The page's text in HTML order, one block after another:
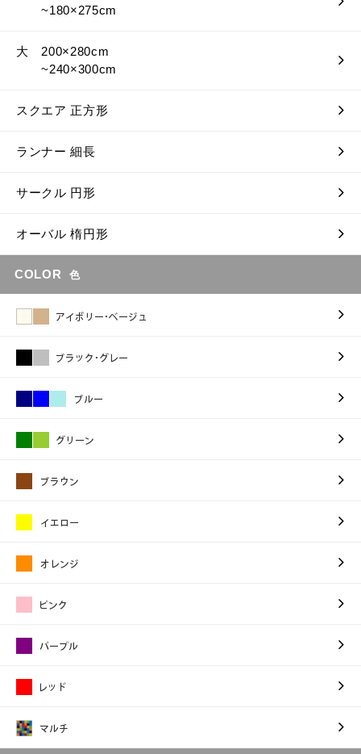
~180×275cm
大 200×280cm
~240×300cm
スクエア 正方形
ランナー 細長
サークル 円形
オーバル 楕円形
COLOR 色